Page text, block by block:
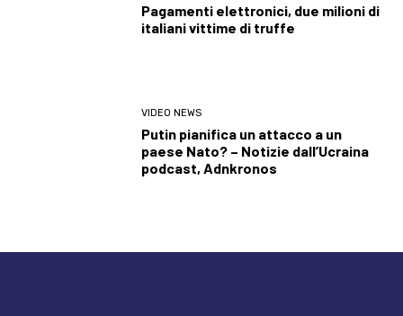
Pagamenti elettronici, due milioni di
italiani vittime di truffe
VIDEO NEWS
Putin pianifica un attacco a un
paese Nato? – Notizie dall’Ucraina
podcast, Adnkronos